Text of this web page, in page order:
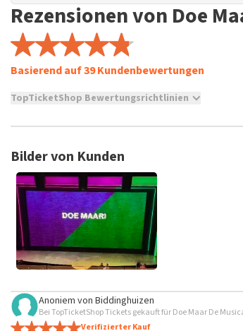
Rezensionen von Doe
Basierend auf 39 Kundenbewertungen
TopTicketShop Bewertungsrichtlinien
TopTicketShop sammelt Bewertungen von
veröffentlicht. Es kann einige Wochen dauern,
Bilder von Kunden
Anoniem von Biddinghuizen
Bei TopTicketShop Tickets gekauft für Doe Maar De
Verifizierter Kauf